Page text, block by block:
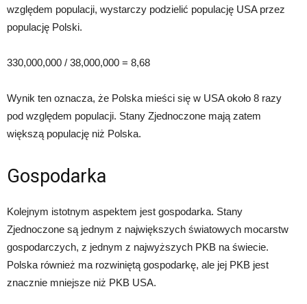
względem populacji, wystarczy podzielić populację USA przez
populację Polski.
330,000,000 / 38,000,000 = 8,68
Wynik ten oznacza, że Polska mieści się w USA około 8 razy
pod względem populacji. Stany Zjednoczone mają zatem
większą populację niż Polska.
Gospodarka
Kolejnym istotnym aspektem jest gospodarka. Stany
Zjednoczone są jednym z największych światowych mocarstw
gospodarczych, z jednym z najwyższych PKB na świecie.
Polska również ma rozwiniętą gospodarkę, ale jej PKB jest
znacznie mniejsze niż PKB USA.